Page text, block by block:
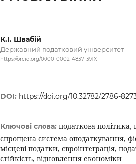
К.І. Швабій
Державний податковий університет
https://orcid.org/0000-0002-4837-391X
DOI: https://doi.org/10.32782/2786-
Ключові слова: податкова політика,
спрощена система оподаткування,
місцеві податки, євроінтеграція,
стійкість, відновлення економіки